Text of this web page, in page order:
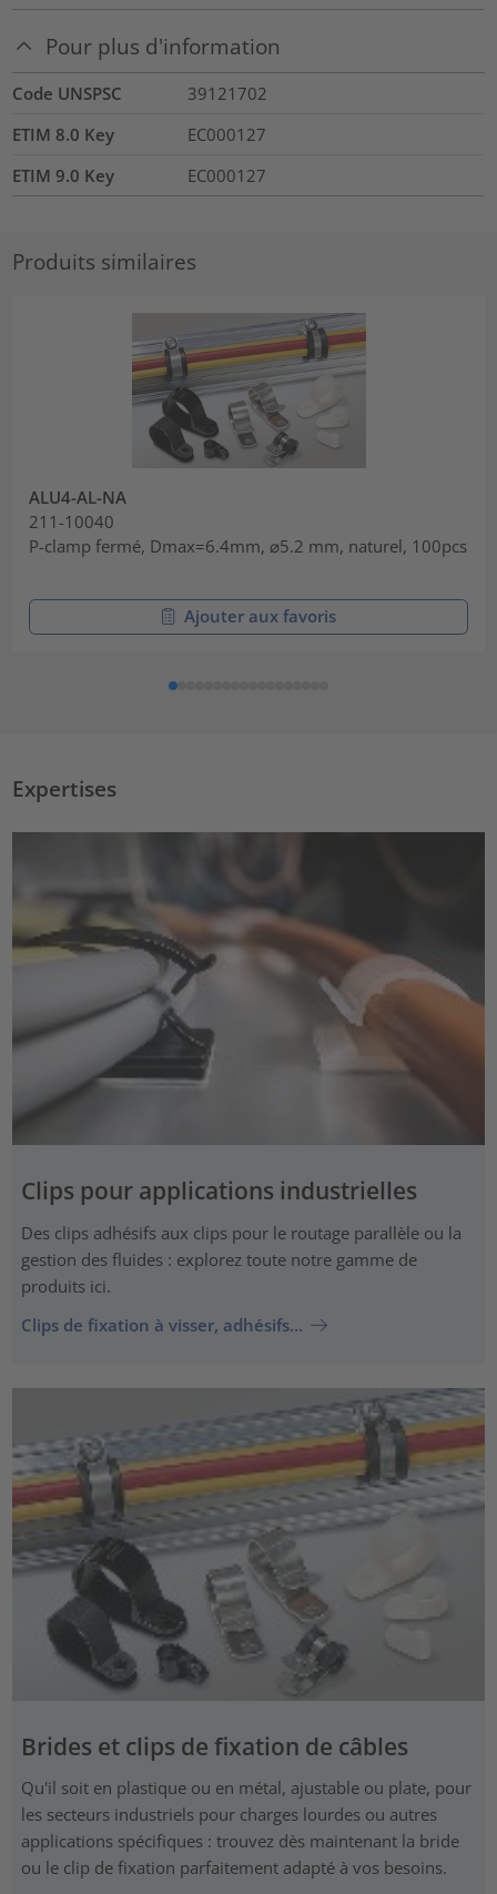
Pour plus d'information
Code UNSPSC
39121702
ETIM 8.0 Key
EC000127
ETIM 9.0 Key
EC000127
Produits similaires
ALU4-AL-NA
211-10040
P-clamp fermé, Dmax=6.4mm, ⌀5.2 mm, naturel, 100pcs
Ajouter aux favoris
Expertises
Clips pour applications industrielles
Des clips adhésifs aux clips pour le routage parallèle ou la
gestion des fluides : explorez toute notre gamme de
produits ici.
Clips de fixation à visser, adhésifs…
Brides et clips de fixation de câbles
Qu'il soit en plastique ou en métal, ajustable ou plate, pour
les secteurs industriels pour charges lourdes ou autres
applications spécifiques : trouvez dès maintenant la bride
ou le clip de fixation parfaitement adapté à vos besoins.